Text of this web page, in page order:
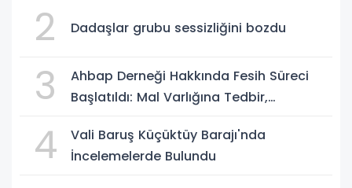
2 Dadaşlar grubu sessizliğini bozdu
3
Ahbap Derneği Hakkında Fesih Süreci
Başlatıldı: Mal Varlığına Tedbir,
4
Vali Baruş Küçüktüy Barajı'nda
İncelemelerde Bulundu